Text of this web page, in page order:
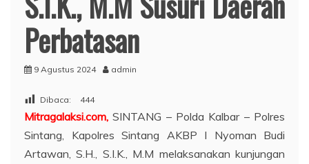
Perbatasan
9 Agustus 2024 admin
Dibaca: 444
Mitragalaksi.com, SINTANG – Polda Kalbar – Polres
Sintang, Kapolres Sintang AKBP I Nyoman Budi
Artawan, S.H., S.I.K., M.M melaksanakan kunjungan